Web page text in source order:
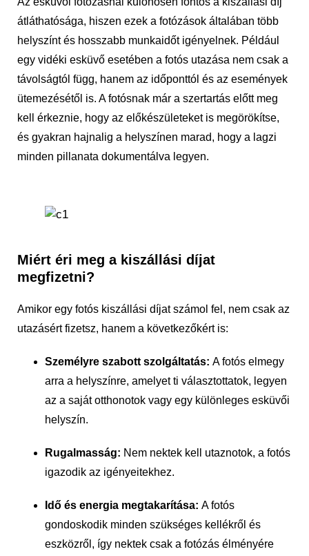
átláthatósága, hiszen ezek a fotózások általában több
helyszínt és hosszabb munkaidőt igényelnek. Például
egy vidéki esküvő esetében a fotós utazása nem csak a
távolságtól függ, hanem az időponttól és az események
ütemezésétől is. A fotósnak már a szertartás előtt meg
kell érkeznie, hogy az előkészületeket is megörökítse,
és gyakran hajnalig a helyszínen marad, hogy a lagzi
minden pillanata dokumentálva legyen.
Miért éri meg a kiszállási díjat
megfizetni?
Amikor egy fotós kiszállási díjat számol fel, nem csak az
utazásért fizetsz, hanem a következőkért is:
Személyre szabott szolgáltatás: A fotós elmegy
arra a helyszínre, amelyet ti választottatok, legyen
az a saját otthonotok vagy egy különleges esküvői
helyszín.
Rugalmasság: Nem nektek kell utaznotok, a fotós
igazodik az igényeitekhez.
Idő és energia megtakarítása: A fotós
gondoskodik minden szükséges kellékről és
eszközről, így nektek csak a fotózás élményére